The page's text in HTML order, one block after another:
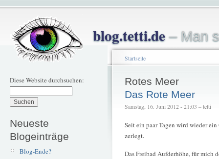
blog.tetti.de– Man
Diese Website durchsuchen:
Neueste
Blogeinträge
Blog-Ende?
Startseite
Rotes Meer
Das Rote Meer
Samstag, 16. Juni 2012 - 21:03 – tetti
Seit ein paar Tagen wird wieder
zerlegt.
Das Freibad Aufderhöhe, für mich